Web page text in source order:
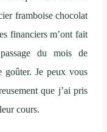
framboise chocolat
financiers m’ont fait
du mois de
goûter. Je peux vous
que j’ai pris
cours.